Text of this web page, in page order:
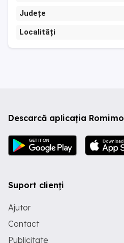
Județe
Localități
Descarcă aplicația Romimo
Suport clienți
Ajutor
Contact
Publicitate